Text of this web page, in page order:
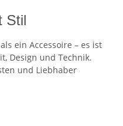
Stil
ein Accessoire – es ist
Design und Technik.
und Liebhaber